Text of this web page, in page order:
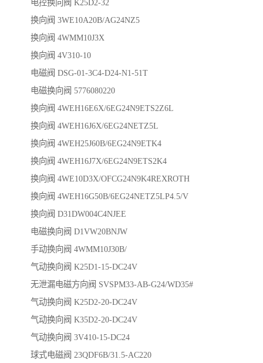
电控换向阀 K25D2-32
换向阀 3WE10A20B/AG24NZ5
换向阀 4WMM10J3X
换向阀 4V310-10
电磁阀 DSG-01-3C4-D24-N1-51T
电磁换向阀 5776080220
换向阀 4WEH16E6X/6EG24N9ETS2Z6L
换向阀 4WEH16J6X/6EG24NETZ5L
换向阀 4WEH25J60B/6EG24N9ETK4
换向阀 4WEH16J7X/6EG24N9ETS2K4
换向阀 4WE10D3X/OFCG24N9K4REXROTH
换向阀 4WEH16G50B/6EG24NETZ5LP4.5/V
换向阀 D31DW004C4NJEE
电磁换向阀 D1VW20BNJW
手动换向阀 4WMM10J30B/
气动换向阀 K25D1-15-DC24V
无泄漏电磁方向阀 SVSPM33-AB-G24/WD35#
气动换向阀 K25D2-20-DC24V
气动换向阀 K35D2-20-DC24V
气动换向阀 3V410-15-DC24
球式电磁阀 23QDF6B/31.5-AC220